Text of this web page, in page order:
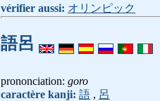
vérifier aussi: オリンピック
語呂
prononciation: goro
caractère kanji: 語 , 呂